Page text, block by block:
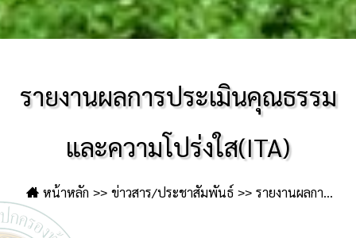
รายงานผลการประเมินคุณธรรม
และความโปร่งใส(ITA)
หน้าหลัก ข่าวสาร/ประชาสัมพันธ์
รายงานผลการ